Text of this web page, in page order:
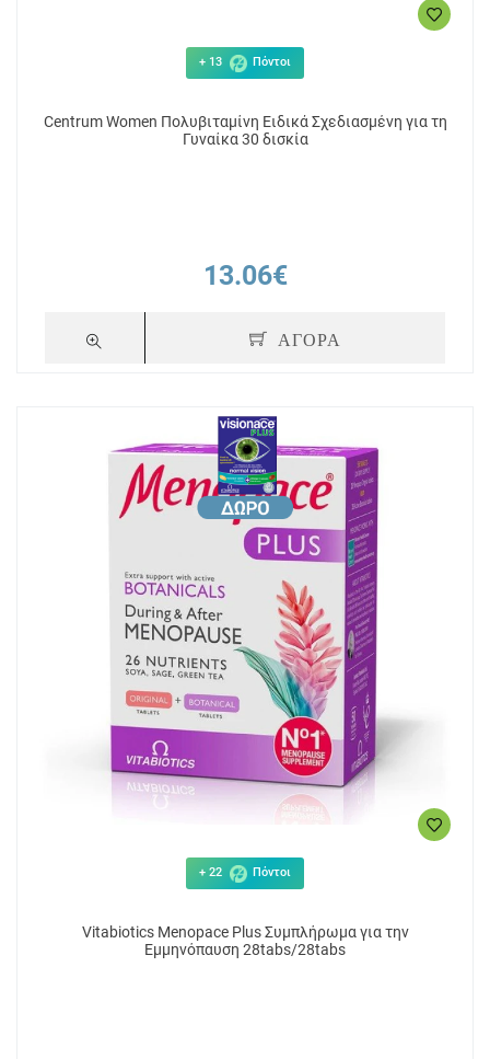
+ 13 Πόντοι
Centrum Women Πολυβιταμίνη Ειδικά Σχεδιασμένη για τη
Γυναίκα 30 δισκία
13.06€
ΑΓΟΡΑ
+ 22 Πόντοι
Vitabiotics Menopace Plus Συμπλήρωμα για την
Εμμηνόπαυση 28tabs/28tabs